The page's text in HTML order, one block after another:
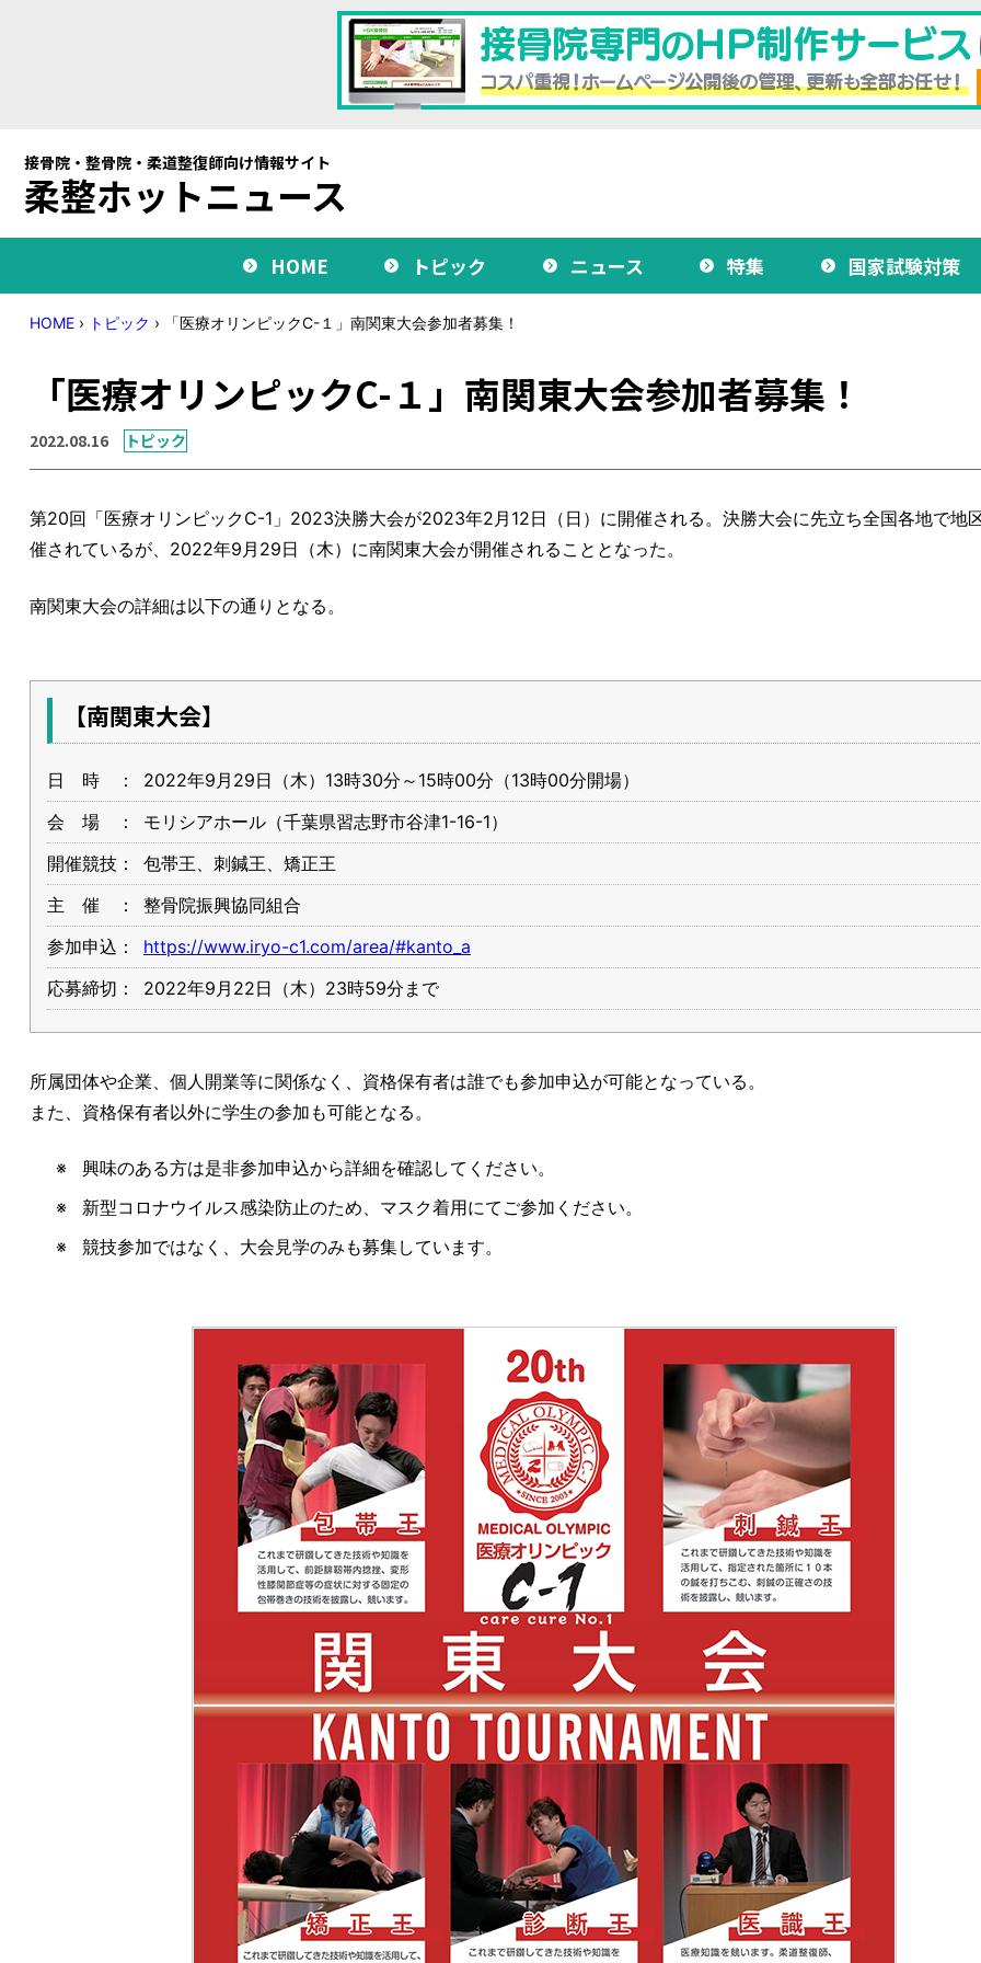
接骨院・整骨院・柔道整復師向け情報サイト
柔整ホットニュース
HOME トピック ニュース 特集 国家試験対策
HOME › トピック › 「医療オリンピックC-１」南関東大会参加者募集！
「医療オリンピックC-１」南関東大会参加者募集！
2022.08.16 トピック
第20回「医療オリンピックC-1」2023決勝大会が2023年2月12日（日）に開催される。決勝大会に先立ち全国各地で地
催されているが、2022年9月29日（木）に南関東大会が開催されることとなった。
南関東大会の詳細は以下の通りとなる。
【南関東大会】
日 時 ：
2022年9月29日（木）13時30分～15時00分（13時00分開場）
会 場 ：
モリシアホール（千葉県習志野市谷津1-16-1）
開催競技：
包帯王、刺鍼王、矯正王
主 催 ：
整骨院振興協同組合
参加申込：
https://www.iryo-c1.com/area/#kanto_a
応募締切：
2022年9月22日（木）23時59分まで
所属団体や企業、個人開業等に関係なく、資格保有者は誰でも参加申込が可能となっている。
また、資格保有者以外に学生の参加も可能となる。
興味のある方は是非参加申込から詳細を確認してください。
新型コロナウイルス感染防止のため、マスク着用にてご参加ください。
競技参加ではなく、大会見学のみも募集しています。